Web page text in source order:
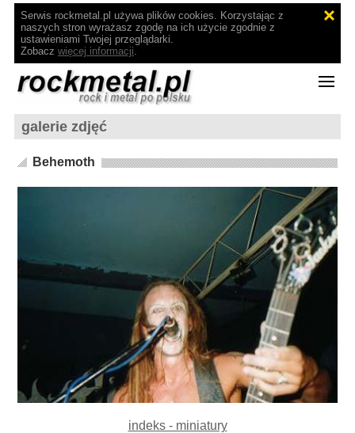
Serwis rockmetal.pl używa plików cookies. Korzystając z
naszych stron wyrażasz zgodę na ich użycie zgodnie z
ustawieniami Twojej przeglądarki.
Zobacz więcej informacji.
galerie zdjęć
Behemoth
indeks - miniatury